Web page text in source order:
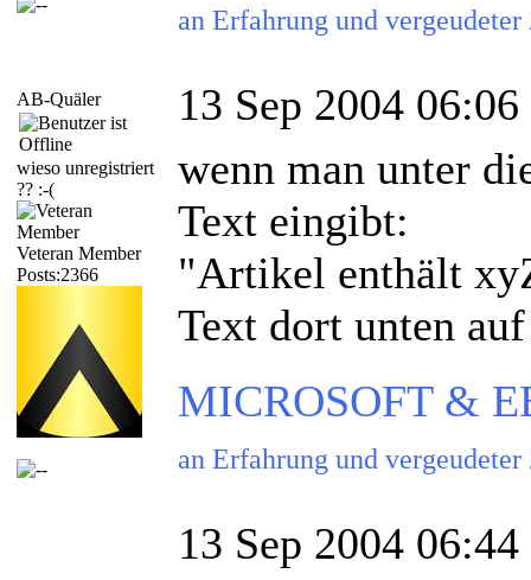
an Erfahrung und
AB-Quäler
wieso unregistriert
?? :-(
Veteran Member
Posts:2366
13 Sep 2004 06:06
wenn man unter
Text eingibt:
"Artikel enthält
Text dort unten
MICROSOFT &
an Erfahrung und
13 Sep 2004 06:44